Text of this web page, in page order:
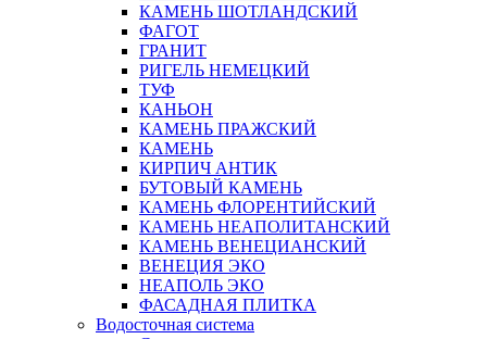
КАМЕНЬ ШОТЛАНДСКИЙ
ФАГОТ
ГРАНИТ
РИГЕЛЬ НЕМЕЦКИЙ
ТУФ
КАНЬОН
КАМЕНЬ ПРАЖСКИЙ
КАМЕНЬ
КИРПИЧ АНТИК
БУТОВЫЙ КАМЕНЬ
КАМЕНЬ ФЛОРЕНТИЙСКИЙ
КАМЕНЬ НЕАПОЛИТАНСКИЙ
КАМЕНЬ ВЕНЕЦИАНСКИЙ
ВЕНЕЦИЯ ЭКО
НЕАПОЛЬ ЭКО
ФАСАДНАЯ ПЛИТКА
Водосточная система